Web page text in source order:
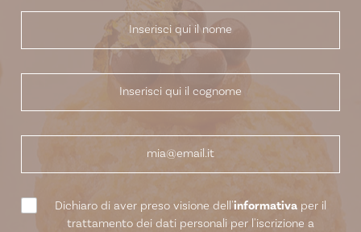
Dichiaro di aver preso visione dell'informativa per il
trattamento dei dati personali per l'iscrizione a